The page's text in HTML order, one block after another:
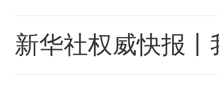
新华社权威快报